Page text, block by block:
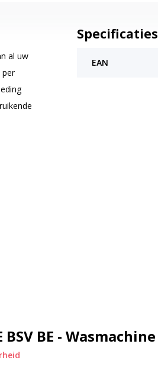
al uw
per
u
een
en
Specificaties
EAN
BE - Wasmachine